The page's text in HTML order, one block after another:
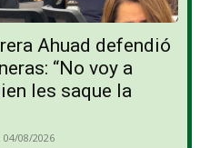
Ahuad defendió
“No voy a
les saque la
04/08/2026